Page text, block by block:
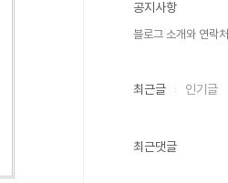
공지사항
블로그 소개와 연락처
최근글 인기글
최근댓글